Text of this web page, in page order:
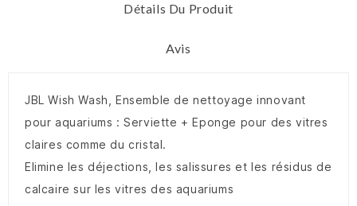
Détails Du Produit
Avis
JBL Wish Wash, Ensemble de nettoyage innovant
pour aquariums : Serviette + Eponge pour des vitres
claires comme du cristal.
Elimine les déjections, les salissures et les résidus de
calcaire sur les vitres des aquariums